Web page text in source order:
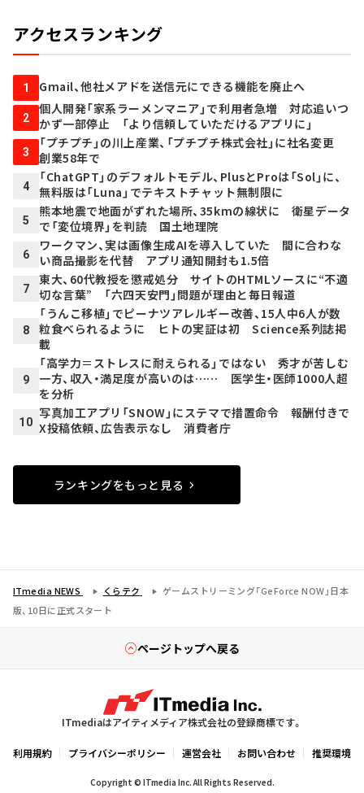
アクセスランキング
1 Gmail、他社メアドを送信元にできる機能を廃止へ
2
個人開発「家系ラーメンマニア」で利用者急増 対応追いつ
かず一部停止 「より信頼していただけるアプリに」
3
「プチプチ」の川上産業、「プチプチ株式会社」に社名変更
創業58年で
4
「ChatGPT」のデフォルトモデル、PlusとProは「Sol」に、
無料版は「Luna」でテキストチャット無制限に
5
熊本地震で地面がずれた場所、35kmの線状に 衛星データ
で「変位境界」を判読 国土地理院
6
ワークマン、実は画像生成AIを導入していた 間に合わな
い商品撮影を代替 アプリ通知開封も1.5倍
7
東大、60代教授を懲戒処分 サイトのHTMLソースに“不適
切な言葉” 「六四天安門」問題が理由と毎日報道
8
「うんこ移植」でピーナツアレルギー改善、15人中6人が数
粒食べられるように ヒトの実証は初 Science系列誌掲
載
9
「高学力＝ストレスに耐えられる」ではない 秀才が苦しむ
一方、収入・満足度が高いのは…… 医学生・医師1000人超
を分析
10
写真加工アプリ「SNOW」にステマで措置命令 報酬付きで
X投稿依頼、広告表示なし 消費者庁
ランキングをもっと見る
ITmedia NEWS くらテク
ゲームストリーミング「GeForce NOW」日本
版、10日に正式スタート
ページトップへ戻る
ITmediaはアイティメディア株式会社の登録商標です。
利用規約 プライバシーポリシー 運営会社 お問い合わせ 推奨環境
Copyright © ITmedia Inc. All Rights Reserved.